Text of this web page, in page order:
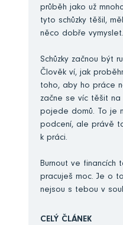
průběh jako už
tyto schůzky těšil,
něco dobře
Schůzky začnou být
Člověk ví, jak
toho, aby ho práce
začne se víc těšit
pojede domů. To je
podcení, ale právě
k práci.
Burnout ve financích
pracuješ moc. Je o
nejsou s tebou v
CELÝ ČLÁNEK